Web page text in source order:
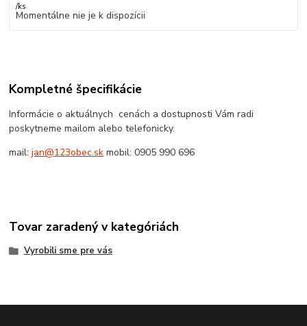
/ks
Momentálne nie je k dispozícii
Kompletné špecifikácie
Informácie o aktuálnych cenách a dostupnosti Vám radi
poskytneme mailom alebo telefonicky.
mail:jan@123obec.sk mobil: 0905 990 696
Tovar zaradený v kategóriách
Vyrobili sme pre vás